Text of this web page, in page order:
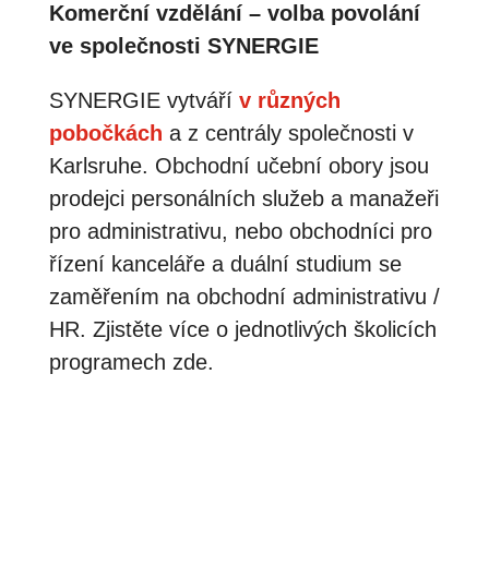
Komerční vzdělání – volba povolání
ve společnosti SYNERGIE
SYNERGIE vytváří v různých
pobočkách a z centrály společnosti v
Karlsruhe. Obchodní učební obory jsou
prodejci personálních služeb a manažeři
pro administrativu, nebo obchodníci pro
řízení kanceláře a duální studium se
zaměřením na obchodní administrativu /
HR. Zjistěte více o jednotlivých školicích
programech zde.